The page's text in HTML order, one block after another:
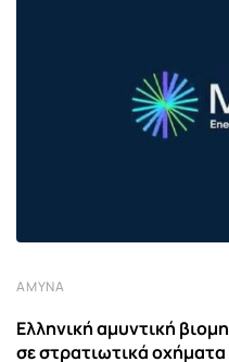
ΆΜΥΝΑ
Ελληνική αμυντική
σε στρατιωτικά οχήματα